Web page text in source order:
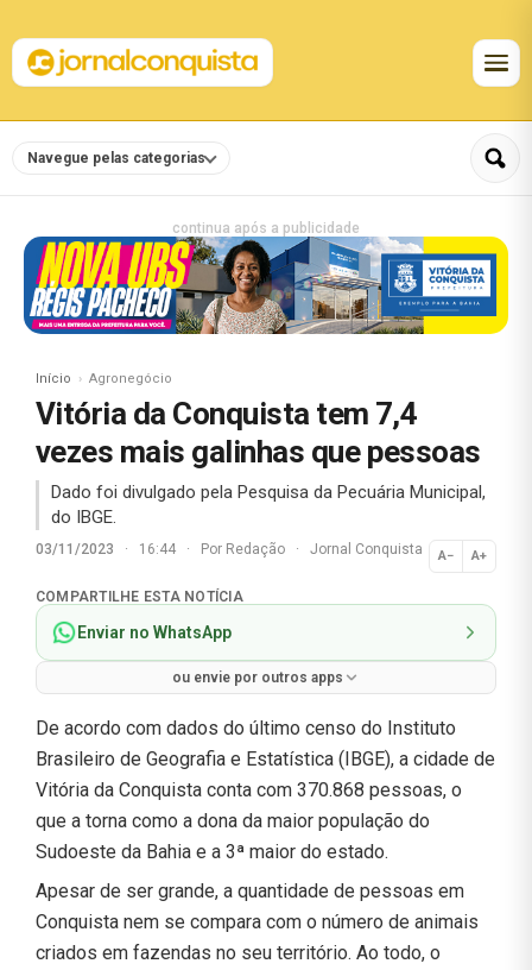
Navegue pelas categorias
continua após a publicidade
Início Agronegócio
Vitória da Conquista tem 7,4
vezes mais galinhas que pessoas
Dado foi divulgado pela Pesquisa da Pecuária Municipal,
do IBGE.
03/11/2023 · 16:44 · Por Redação · Jornal Conquista A− A+
Normal
COMPARTILHE ESTA NOTÍCIA
Enviar no WhatsApp
ou envie por outros apps
De acordo com dados do último censo do Instituto
Brasileiro de Geografia e Estatística (IBGE), a cidade de
Vitória da Conquista conta com 370.868 pessoas, o
que a torna como a dona da maior população do
Sudoeste da Bahia e a 3ª maior do estado.
Apesar de ser grande, a quantidade de pessoas em
Conquista nem se compara com o número de animais
criados em fazendas no seu território. Ao todo, o